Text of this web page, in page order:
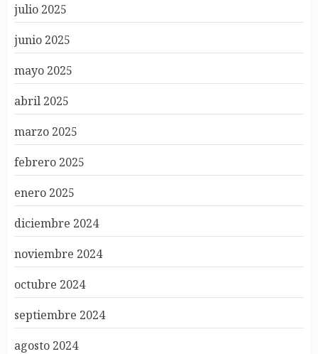
julio 2025
junio 2025
mayo 2025
abril 2025
marzo 2025
febrero 2025
enero 2025
diciembre 2024
noviembre 2024
octubre 2024
septiembre 2024
agosto 2024